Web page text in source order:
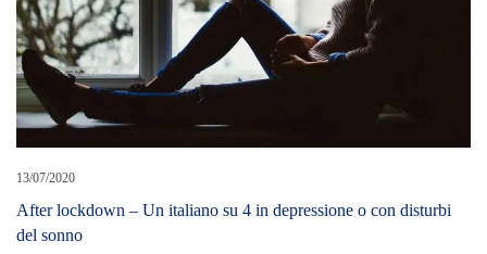
13/07/2020
After lockdown – Un italiano su 4 in depressione o con disturbi
del sonno